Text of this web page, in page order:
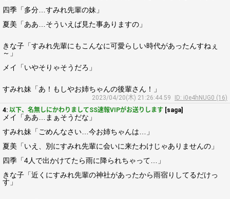
四季「多分…すみれ先輩の妹」
夏美「ああ…そういえば見た事ありますの」
きな子「すみれ先輩にもこんなに可愛らしい時代があったんすねぇ
～」
メイ「いやそりゃそうだろ」
すみれ妹「あ！もしやお姉ちゃんの後輩さん！」
2023/04/20(木) 21:26:44.59
ID: i0e4hNUG0 (16)
4: 以下、名無しにかわりましてSS速報VIPがお送りします [saga]
メイ「ああ…まぁそうだな」
すみれ妹「ごめんなさい…今お姉ちゃんは…」
夏美「いえ、別にすみれ先輩に会いに来たわけじゃありませんの」
四季「4人で出かけてたら雨に降られちゃって…」
きな子「近くにすみれ先輩の神社があったから雨宿りしてるだけっ
す」